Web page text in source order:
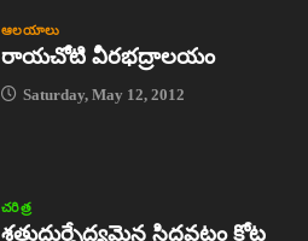
ఆలయాలు
రాయచోటి వీరభద్రాలయం
Saturday, May 12, 2012
చరిత్ర
శత్రుదుర్భేద్యమైన సిద్ధవటం కోట